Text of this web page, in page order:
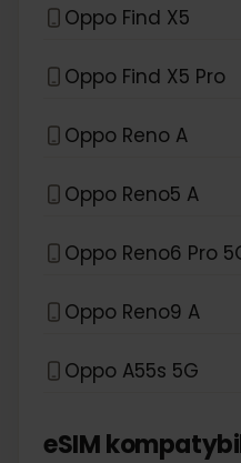
Oppo Find X5
Oppo Find X5 Pro
Oppo Reno A
Oppo Reno5 A
Oppo Reno6 Pro
Oppo Reno9 A
Oppo A55s 5G
eSIM